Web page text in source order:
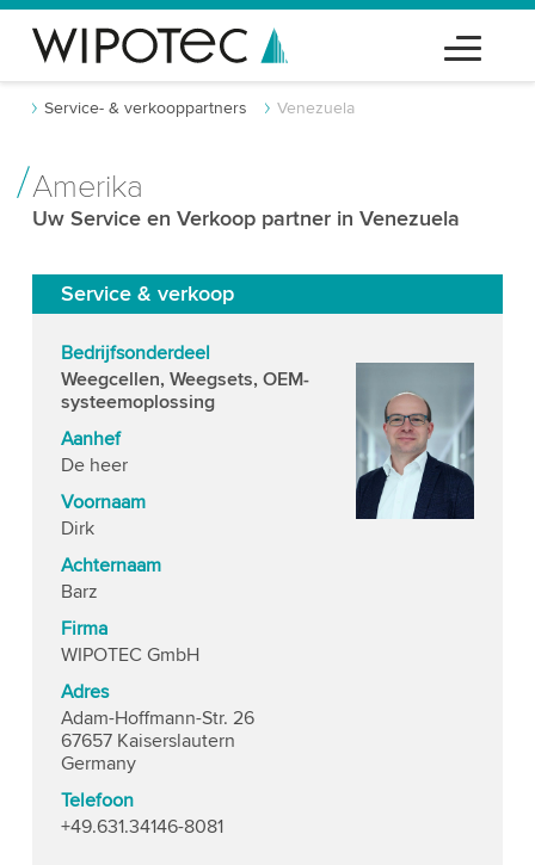
Service- & verkooppartners Venezuela
Amerika
Uw Service en Verkoop partner in Venezuela
Service & verkoop
Bedrijfsonderdeel
Weegcellen, Weegsets, OEM-
systeemoplossing
Aanhef
De heer
Voornaam
Dirk
Achternaam
Barz
Firma
WIPOTEC GmbH
Adres
Adam-Hoffmann-Str. 26
67657 Kaiserslautern
Germany
Telefoon
+49.631.34146-8081